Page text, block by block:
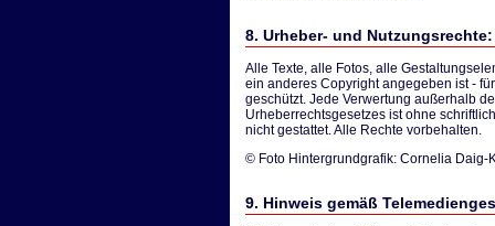
8. Urheber- und Nutzungsrechte:
Alle Texte, alle Fotos, alle
ein anderes Copyright angegeben ist -
geschützt. Jede Verwertung außerhalb
Urheberrechtsgesetzes ist ohne
nicht gestattet. Alle Rechte vorbehalten.
© Foto Hintergrundgrafik: Cornelia Daig-
9. Hinweis gemäß